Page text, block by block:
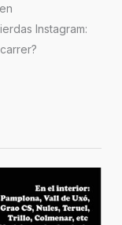
Instagram: